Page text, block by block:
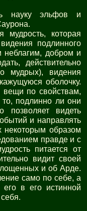
науку эльфов и
мудрость, которая
подлинного
неблагим, добром и
действительно
мудрых), видения
оболочку.
вещи по свойствам,
подлинно ли они
видеть
и направлять
некоторым образом
правде и с
питается от
видит своей
и об Арде.
само по себе, а
его в его истинной